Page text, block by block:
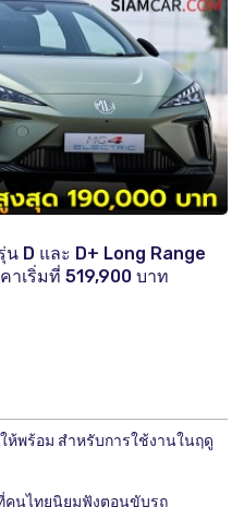
D และ D+ Long Range
าเริ่มที่ 519,900 บาท
ห้พร้อม สำหรับการใช้งานในฤดู
คนไทยนิยมฟังตอนขับรถ